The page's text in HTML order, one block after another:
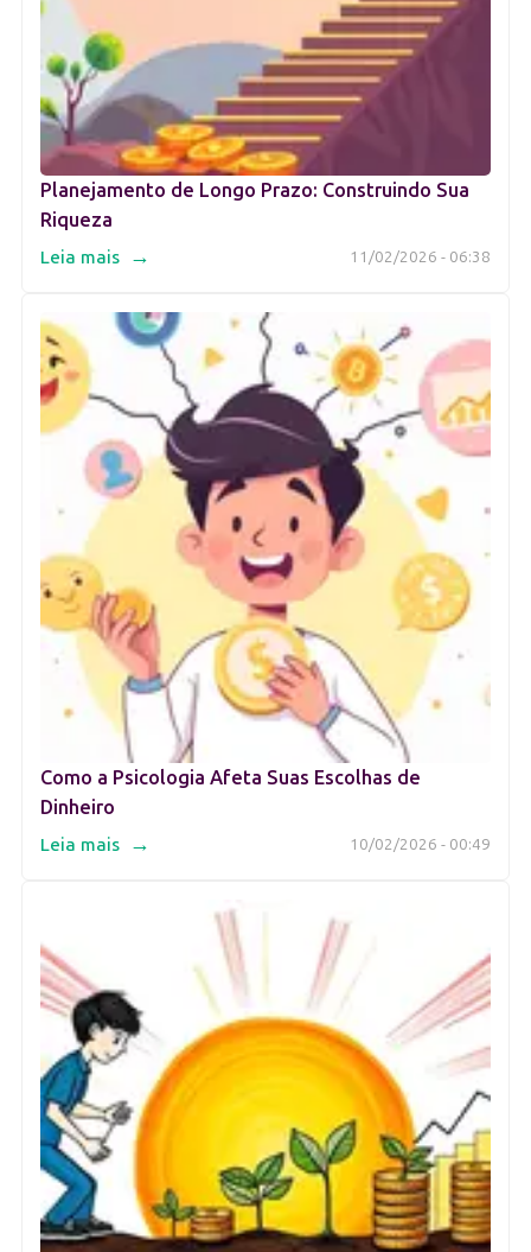
Planejamento de Longo Prazo: Construindo Sua
Riqueza
11/02/2026 - 06:38
Leia mais →
Como a Psicologia Afeta Suas Escolhas de
Dinheiro
10/02/2026 - 00:49
Leia mais →